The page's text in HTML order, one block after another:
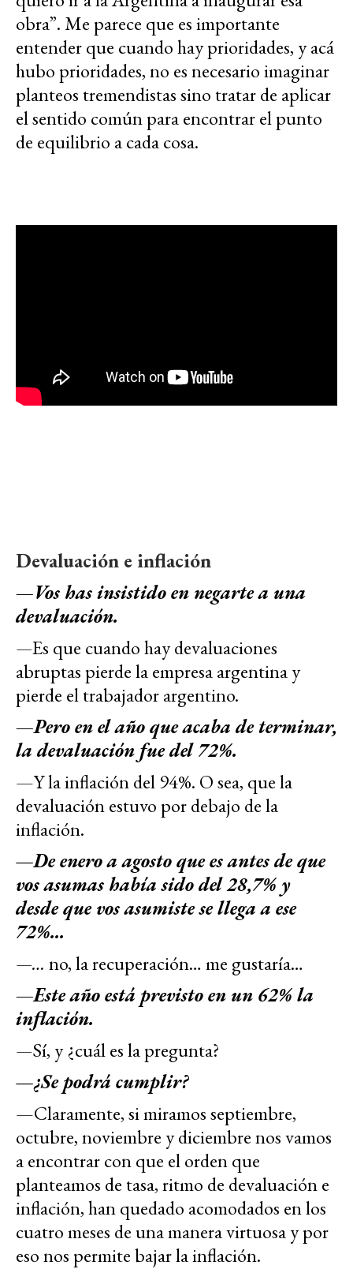
obra”. Me parece que es importante
entender que cuando hay prioridades, y acá
hubo prioridades, no es necesario imaginar
planteos tremendistas sino tratar de aplicar
el sentido común para encontrar el punto
de equilibrio a cada cosa.
Devaluación e inflación
—Vos has insistido en negarte a una
devaluación.
—Es que cuando hay devaluaciones
abruptas pierde la empresa argentina y
pierde el trabajador argentino.
—Pero en el año que acaba de terminar,
la devaluación fue del 72%.
—Y la inflación del 94%. O sea, que la
devaluación estuvo por debajo de la
inflación.
—De enero a agosto que es antes de que
vos asumas había sido del 28,7% y
desde que vos asumiste se llega a ese
72%...
—… no, la recuperación… me gustaría…
—Este año está previsto en un 62% la
inflación.
—Sí, y ¿cuál es la pregunta?
—¿Se podrá cumplir?
—Claramente, si miramos septiembre,
octubre, noviembre y diciembre nos vamos
a encontrar con que el orden que
planteamos de tasa, ritmo de devaluación e
inflación, han quedado acomodados en los
cuatro meses de una manera virtuosa y por
eso nos permite bajar la inflación.